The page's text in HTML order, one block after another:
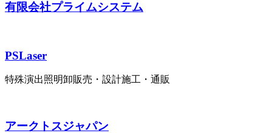
有限会社プライムシステム
PSLaser
特殊演出照明卸販売・設計施工・通販
アークトスジャパン